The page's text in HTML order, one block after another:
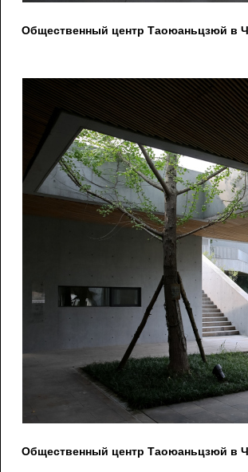
Общественный центр Таоюаньцзюй в
Общественный центр Таоюаньцзюй в